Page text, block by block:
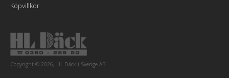
Köpvillkor
Copyright © 2026, HL Däck i Sverige AB